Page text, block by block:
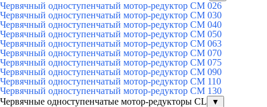
Червячный одноступенчатый мотор-редуктор CM 026
Червячный одноступенчатый мотор-редуктор CM 030
Червячный одноступенчатый мотор-редуктор CM 040
Червячный одноступенчатый мотор-редуктор CM 050
Червячный одноступенчатый мотор-редуктор CM 063
Червячный одноступенчатый мотор-редуктор CM 070
Червячный одноступенчатый мотор-редуктор CM 075
Червячный одноступенчатый мотор-редуктор CM 090
Червячный одноступенчатый мотор-редуктор CM 110
Червячный одноступенчатый мотор-редуктор CM 130
Червячные одноступенчатые мотор-редукторы CL
▼